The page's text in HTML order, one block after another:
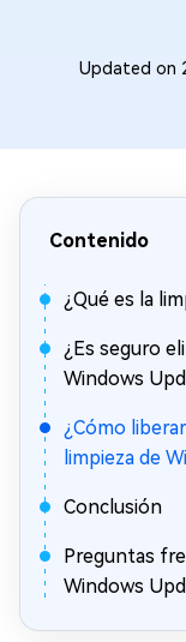
Updated on
Contenido
¿Qué es la
¿Es seguro
Windows
¿Cómo
limpieza de
Conclusión
Preguntas
Windows